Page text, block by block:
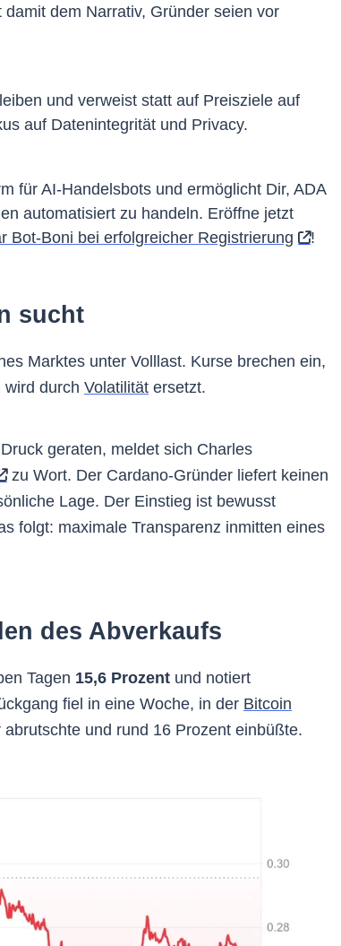
dem Narrativ, Gründer seien vor
und verweist statt auf Preisziele auf
auf Datenintegrität und Privacy.
für AI-Handelsbots und ermöglicht Dir, ADA
automatisiert zu handeln. Eröffne jetzt
Bot-Boni bei erfolgreicher Registrierung !
sucht
Marktes unter Volllast. Kurse brechen ein,
wird durch Volatilität ersetzt.
geraten, meldet sich Charles
zu Wort. Der Cardano-Gründer liefert keinen
Lage. Der Einstieg ist bewusst
folgt: maximale Transparenz inmitten eines
des Abverkaufs
Tagen 15,6 Prozent und notiert
fiel in eine Woche, in der Bitcoin
und rund 16 Prozent einbüßte.